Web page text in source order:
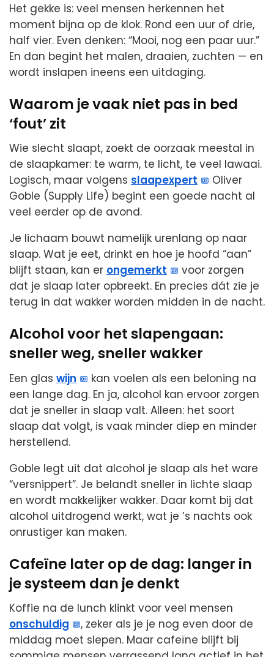
Het gekke is: veel mensen herkennen het
moment bijna op de klok. Rond een uur of drie,
half vier. Even denken: “Mooi, nog een paar uur.”
En dan begint het malen, draaien, zuchten — en
wordt inslapen ineens een uitdaging.
Waarom je vaak niet pas in bed
‘fout’ zit
Wie slecht slaapt, zoekt de oorzaak meestal in
de slaapkamer: te warm, te licht, te veel lawaai.
Logisch, maar volgens slaapexpert
Oliver
Goble (Supply Life) begint een goede nacht al
veel eerder op de avond.
Je lichaam bouwt namelijk urenlang op naar
slaap. Wat je eet, drinkt en hoe je hoofd “aan”
blijft staan, kan er ongemerkt
voor zorgen
dat je slaap later opbreekt. En precies dát zie je
terug in dat wakker worden midden in de nacht.
Alcohol voor het slapengaan:
sneller weg, sneller wakker
Een glas wijn
kan voelen als een beloning na
een lange dag. En ja, alcohol kan ervoor zorgen
dat je sneller in slaap valt. Alleen: het soort
slaap dat volgt, is vaak minder diep en minder
herstellend.
Goble legt uit dat alcohol je slaap als het ware
“versnippert”. Je belandt sneller in lichte slaap
en wordt makkelijker wakker. Daar komt bij dat
alcohol uitdrogend werkt, wat je ’s nachts ook
onrustiger kan maken.
Cafeïne later op de dag: langer in
je systeem dan je denkt
Koffie na de lunch klinkt voor veel mensen
onschuldig
, zeker als je je nog even door de
middag moet slepen. Maar cafeïne blijft bij